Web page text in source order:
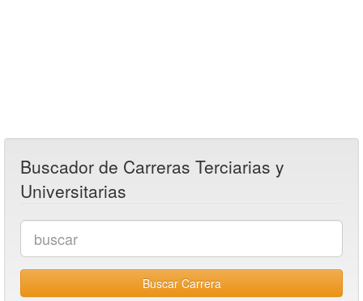
Buscador de Carreras Terciarias y
Universitarias
Buscar Carrera